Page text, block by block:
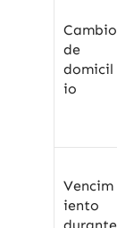
Cambio
de
domicil
io
Vencim
iento